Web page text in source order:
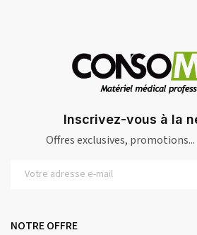
Inscrivez-vous à la
Offres exclusives,
NOTRE OFFRE